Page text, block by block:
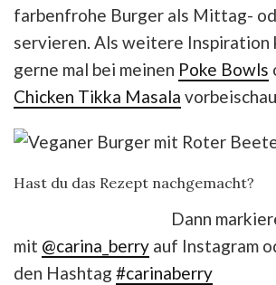
farbenfrohe Burger als Mittag-
servieren. Als weitere Inspiration
gerne mal bei meinen Poke Bowls
Chicken Tikka Masala
Hast du das Rezept nachgemacht?
Dann
mit @carina_berry auf Instagram
den Hashtag #carinaberry